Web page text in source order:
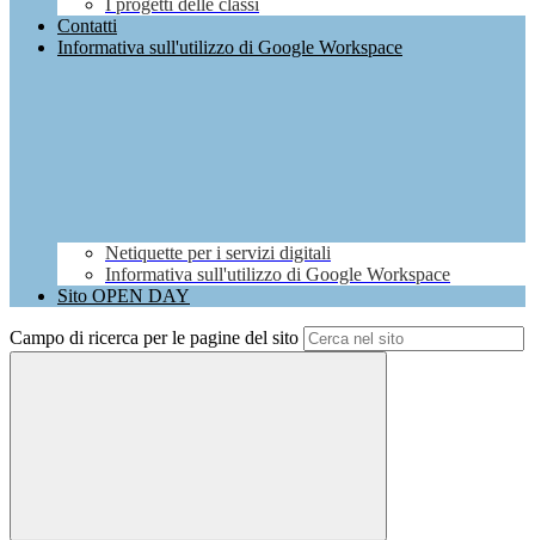
I progetti delle classi
Contatti
Informativa sull'utilizzo di Google Workspace
Netiquette per i servizi digitali
Informativa sull'utilizzo di Google Workspace
Sito OPEN DAY
Campo di ricerca per le pagine del sito